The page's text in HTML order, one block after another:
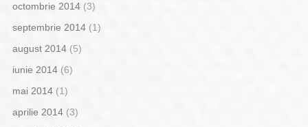
octombrie 2014(3)
septembrie 2014(1)
august 2014(5)
iunie 2014(6)
mai 2014(1)
aprilie 2014(3)